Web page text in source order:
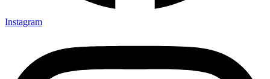
Instagram